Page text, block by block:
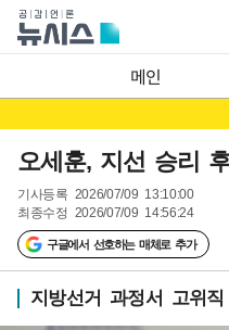
메인
오세훈, 지선 승리
기사등록 2026/07/09 13:10:00
최종수정 2026/07/09 14:56:24
구글에서 선호하는 매체로 추가
지방선거 과정서 고위